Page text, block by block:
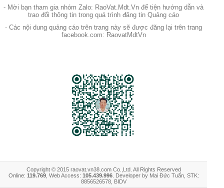
- Mời bạn tham gia nhóm Zalo: RaoVat.Mdt.Vn để tiện hướng dẫn và
trao đổi thông tin trong quá trình đăng tin Quảng cáo
- Các nội dung quảng cáo trên trang này sẽ được đăng lại trên trang
facebook.com: RaovatMdtVn
Copyright © 2015 raovat.vn38.com Co.,Ltd. All Rights Reserved
Online: 119.769, Web Access: 105.439.996. Developer by Mai Đức Tuấn, STK:
8856526578, BIDV